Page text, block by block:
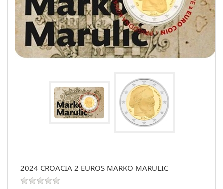
2024 CROACIA 2 EUROS MARKO MARULIC